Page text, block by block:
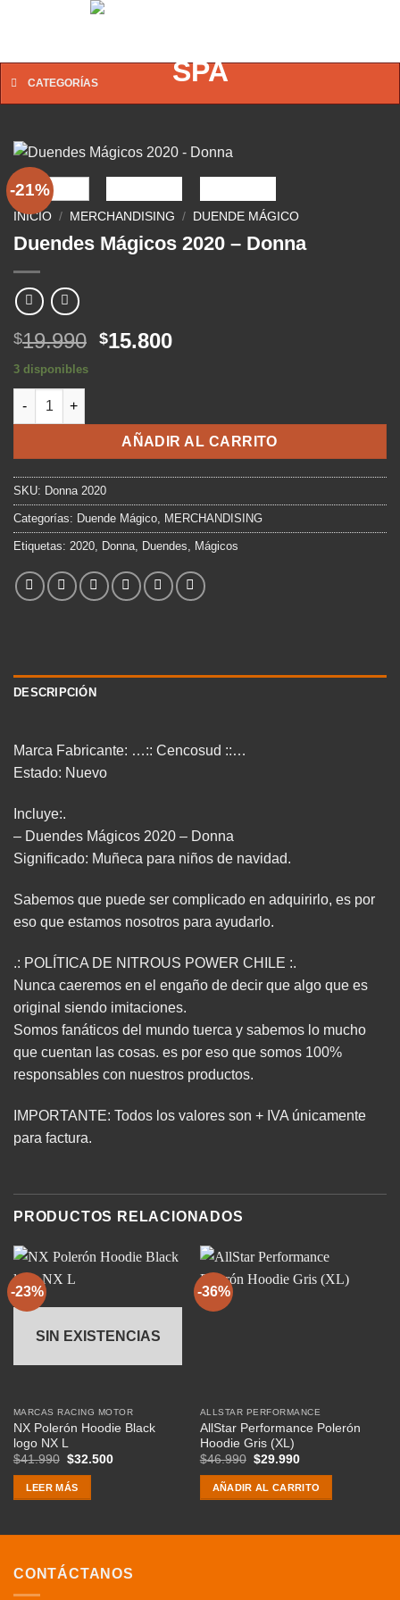
CATEGORÍAS
-21%
INICIO / MERCHANDISING / DUENDE MÁGICO
Duendes Mágicos 2020 – Donna
$19.990 El
$19.990.
$15.800El
$15.800.
3 disponibles
Duendes Mágicos 2020 - Donna cantidad
AÑADIR AL CARRITO
SKU: Donna 2020
Categorías: Duende Mágico, MERCHANDISING
Etiquetas: 2020, Donna, Duendes, Mágicos
DESCRIPCIÓN
Marca Fabricante: …:: Cencosud ::…
Estado: Nuevo
Incluye:.
– Duendes Mágicos 2020 – Donna
Significado: Muñeca para niños de navidad.
Sabemos que puede ser complicado en adquirirlo, es por
eso que estamos nosotros para ayudarlo.
.: POLÍTICA DE NITROUS POWER CHILE :.
Nunca caeremos en el engaño de decir que algo que es
original siendo imitaciones.
Somos fanáticos del mundo tuerca y sabemos lo mucho
que cuentan las cosas. es por eso que somos 100%
responsables con nuestros productos.
IMPORTANTE: Todos los valores son + IVA únicamente
para factura.
PRODUCTOS RELACIONADOS
-23%
SIN EXISTENCIAS
MARCAS RACING MOTOR
NX Polerón Hoodie Black
logo NX L
$41.990 El
original
era:
$32.500El
LEER MÁS
-36%
ALLSTAR PERFORMANCE
AllStar Performance Polerón
Hoodie Gris (XL)
$46.990 El
original
era:
$29.990El
actual
es:
AÑADIR AL CARRITO
CONTÁCTANOS